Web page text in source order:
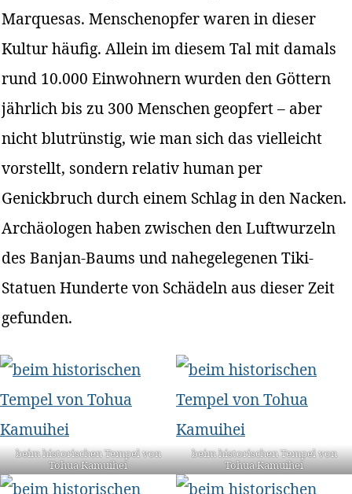
Marquesas. Menschenopfer waren in dieser
Kultur häufig. Allein im diesem Tal mit damals
rund 10.000 Einwohnern wurden den Göttern
jährlich bis zu 300 Menschen geopfert – aber
nicht blutrünstig, wie man sich das vielleicht
vorstellt, sondern relativ human per
Genickbruch durch einem Schlag in den Nacken.
Archäologen haben zwischen den Luftwurzeln
des Banjan-Baums und nahegelegenen Tiki-
Statuen Hunderte von Schädeln aus dieser Zeit
gefunden.
beim historischen Tempel von
Tohua Kamuihei
beim historischen Tempel von
Tohua Kamuihei